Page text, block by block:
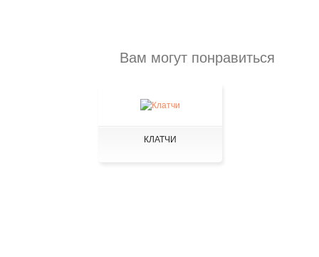
Вам могут понравиться
КЛАТЧИ